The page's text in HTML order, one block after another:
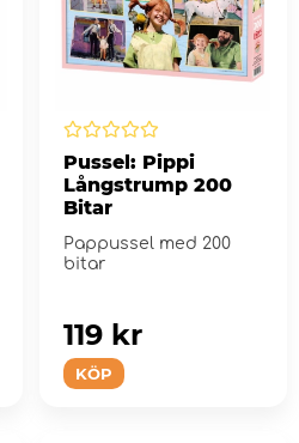
Pussel: Pippi
Långstrump 200
Bitar
Pappussel med 200
bitar
KÖP
119 kr